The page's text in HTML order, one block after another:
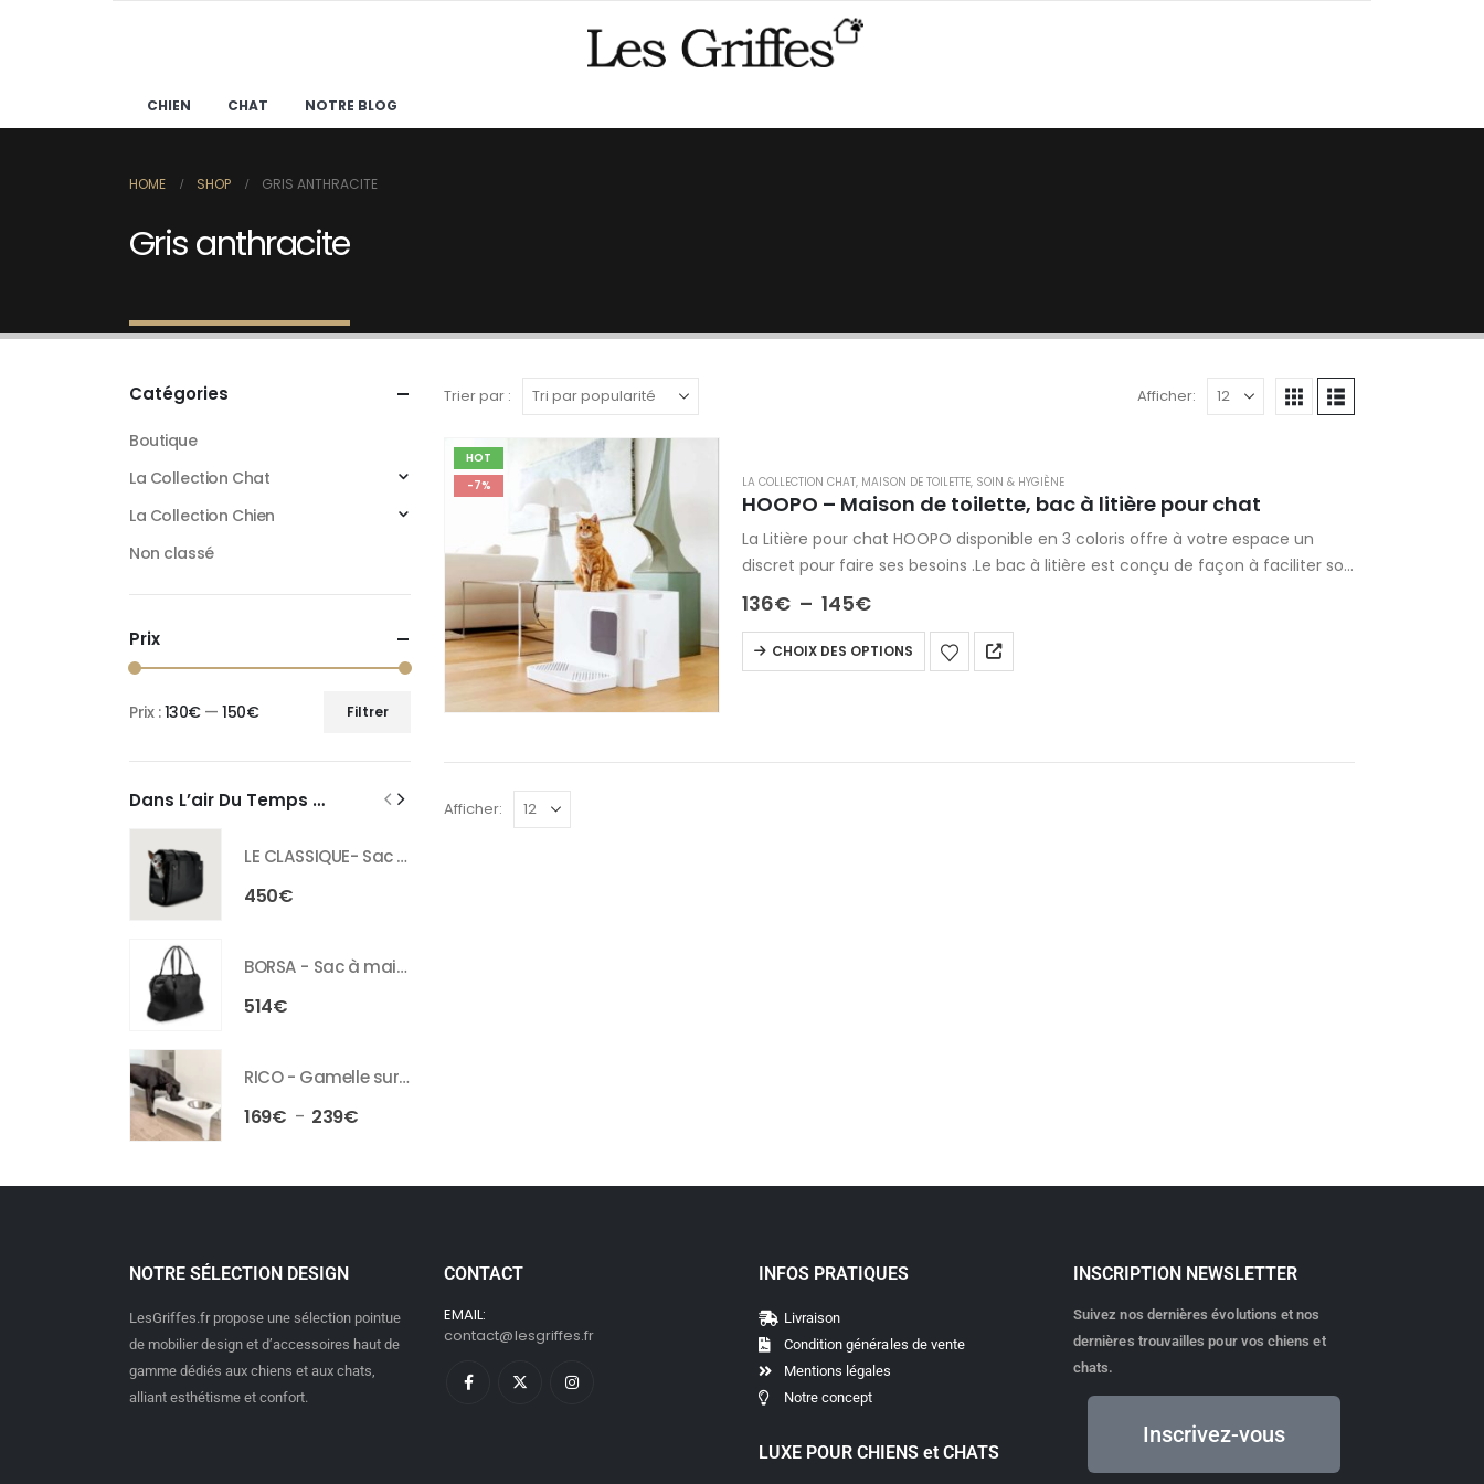
CHIEN CHAT NOTRE BLOG
HOME SHOP GRIS ANTHRACITE
Gris anthracite
Trier par : Afficher:
HOT
-7%
LA COLLECTION CHAT, MAISON DE TOILETTE, SOIN & HYGIÈNE
HOOPO – Maison de toilette, bac à litière pour chat
La Litière pour chat HOOPO disponible en 3 coloris offre à votre espace un
discret pour faire ses besoins .Le bac à litière est conçu de façon à faciliter son
nettoyage….
136€ – 145€
CHOIX DES OPTIONS
Afficher:
Catégories
Boutique
La Collection Chat
La Collection Chien
Non classé
Prix
Filtrer
Prix :130€—150€
Dans L’air Du Temps …
LE CLASSIQUE- Sac de transport en cuir pour chien
450€
BORSA - Sac à main pour chien en cuir
514€
RICO - Gamelle surélevée pour chien et chat
169€ – 239€
NOTRE SÉLECTION DESIGN
LesGriffes.fr propose une sélection pointue
de mobilier design et d’accessoires haut de
gamme dédiés aux chiens et aux chats,
alliant esthétisme et confort.
CONTACT
EMAIL:
contact@lesgriffes.fr
INFOS PRATIQUES
Livraison
Condition générales de vente
Mentions légales
Notre concept
LUXE POUR CHIENS et CHATS
INSCRIPTION NEWSLETTER
Suivez nos dernières évolutions et nos
dernières trouvailles pour vos chiens et
chats.
Inscrivez-vous